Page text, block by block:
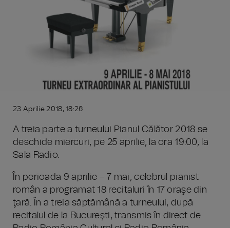
23 Aprilie 2018, 18:26
A treia parte a turneului Pianul Călător 2018 se
deschide miercuri, pe 25 aprilie, la ora 19:00, la
Sala Radio.
În perioada 9 aprilie – 7 mai, celebrul pianist
român a programat 18 recitaluri în 17 oraşe din
ţară. În a treia săptămână a turneului, după
recitalul de la Bucureşti, transmis în direct de